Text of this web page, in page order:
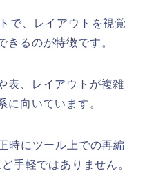
で、レイアウトを視覚
きるのが特徴です。
表、レイアウトが複雑
に向いています。
時にツール上での再編
手軽ではありません。